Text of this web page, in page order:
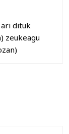
dituk
zeukeagu